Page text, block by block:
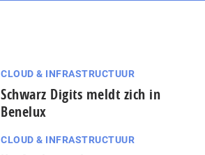
CLOUD & INFRASTRUCTUUR
Schwarz Digits meldt zich in
Benelux
CLOUD & INFRASTRUCTUUR